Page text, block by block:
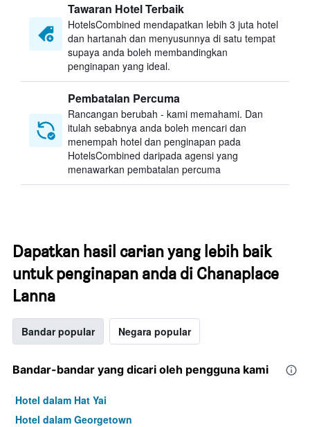
Tawaran Hotel Terbaik
HotelsCombined mendapatkan lebih 3 juta hotel
dan hartanah dan menyusunnya di satu tempat
supaya anda boleh membandingkan
penginapan yang ideal.
Pembatalan Percuma
Rancangan berubah - kami memahami. Dan
itulah sebabnya anda boleh mencari dan
menempah hotel dan penginapan pada
HotelsCombined daripada agensi yang
menawarkan pembatalan percuma
Dapatkan hasil carian yang lebih baik
untuk penginapan anda di Chanaplace
Lanna
Bandar popular Negara popular
Bandar-bandar yang dicari oleh pengguna kami
Hotel dalam Hat Yai
Hotel dalam Georgetown